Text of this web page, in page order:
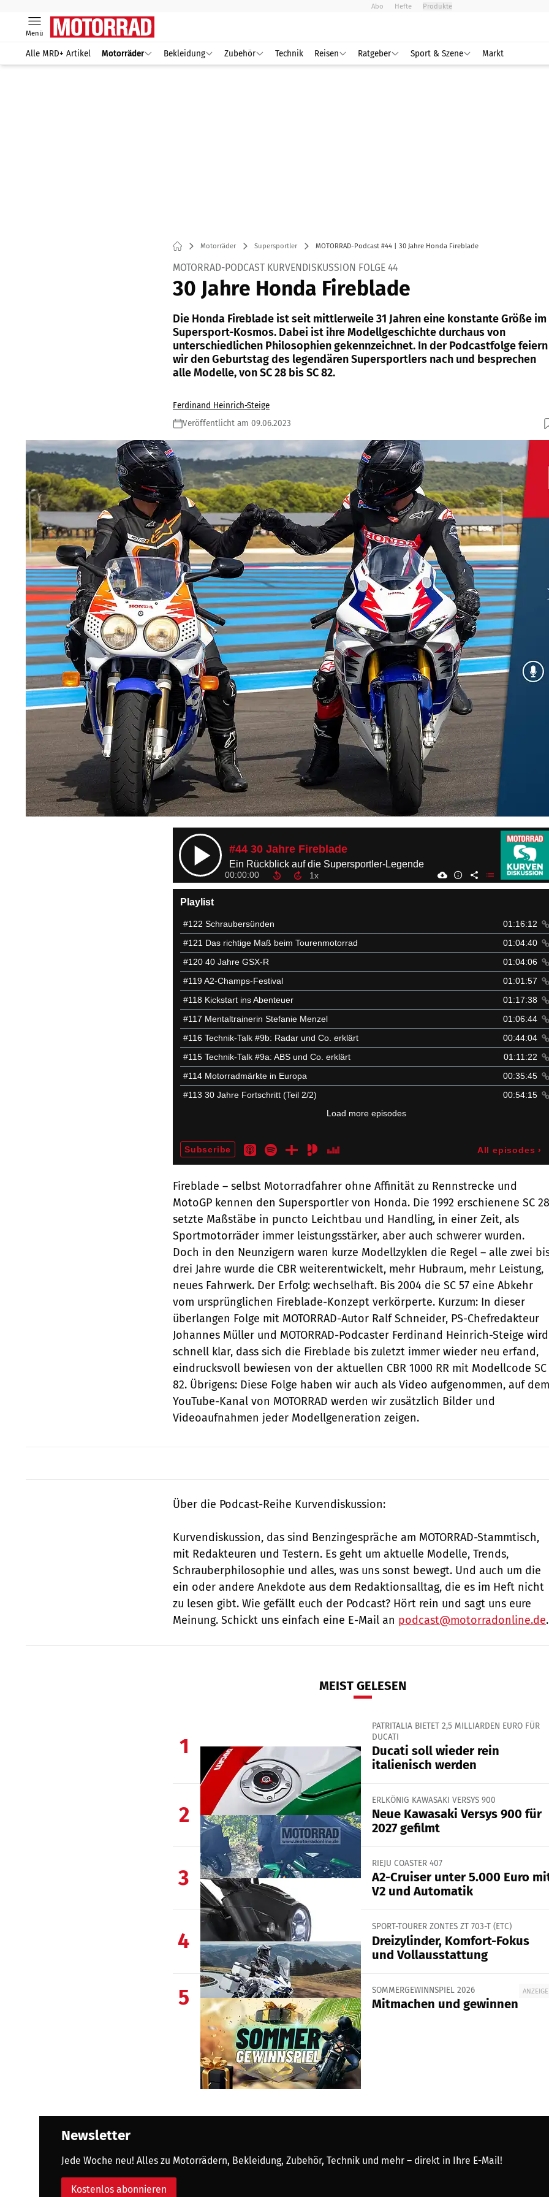
Abo Hefte Produkte
Menü
Alle MRD+ Artikel Motorräder Bekleidung Zubehör Technik Reisen Ratgeber Sport & Szene Markt
Motorräder Supersportler MOTORRAD-Podcast #44 | 30 Jahre Honda Fireblade
MOTORRAD-PODCAST KURVENDISKUSSION FOLGE 44
30 Jahre Honda Fireblade
Die Honda Fireblade ist seit mittlerweile 31 Jahren eine konstante Größe im
Supersport-Kosmos. Dabei ist ihre Modellgeschichte durchaus von
unterschiedlichen Philosophien gekennzeichnet. In der Podcastfolge feiern
wir den Geburtstag des legendären Supersportlers nach und besprechen
alle Modelle, von SC 28 bis SC 82.
Ferdinand Heinrich-Steige
Veröffentlicht am 09.06.2023
Fireblade – selbst Motorradfahrer ohne Affinität zu Rennstrecke und
MotoGP kennen den Supersportler von Honda. Die 1992 erschienene SC 28
setzte Maßstäbe in puncto Leichtbau und Handling, in einer Zeit, als
Sportmotorräder immer leistungsstärker, aber auch schwerer wurden.
Doch in den Neunzigern waren kurze Modellzyklen die Regel – alle zwei
drei Jahre wurde die CBR weiterentwickelt, mehr Hubraum, mehr Leistung,
neues Fahrwerk. Der Erfolg: wechselhaft. Bis 2004 die SC 57 eine Abkehr
vom ursprünglichen Fireblade-Konzept verkörperte. Kurzum: In dieser
überlangen Folge mit MOTORRAD-Autor Ralf Schneider, PS-Chefredakteur
Johannes Müller und MOTORRAD-Podcaster Ferdinand Heinrich-Steige wird
schnell klar, dass sich die Fireblade bis zuletzt immer wieder neu erfand,
eindrucksvoll bewiesen von der aktuellen CBR 1000 RR mit Modellcode SC
82. Übrigens: Diese Folge haben wir auch als Video aufgenommen, auf dem
YouTube-Kanal von MOTORRAD werden wir zusätzlich Bilder und
Videoaufnahmen jeder Modellgeneration zeigen.
Über die Podcast-Reihe Kurvendiskussion:
Kurvendiskussion, das sind Benzingespräche am MOTORRAD-Stammtisch,
mit Redakteuren und Testern. Es geht um aktuelle Modelle, Trends,
Schrauberphilosophie und alles, was uns sonst bewegt. Und auch um die
ein oder andere Anekdote aus dem Redaktionsalltag, die es im Heft nicht
zu lesen gibt. Wie gefällt euch der Podcast? Hört rein und sagt uns eure
Meinung. Schickt uns einfach eine E-Mail an podcast@motorradonline.de.
MEIST GELESEN
1
PATRITALIA BIETET 2,5 MILLIARDEN EURO FÜR
DUCATI
Ducati soll wieder rein
italienisch werden
2
ERLKÖNIG KAWASAKI VERSYS 900
Neue Kawasaki Versys 900 für
2027 gefilmt
3
RIEJU COASTER 407
A2-Cruiser unter 5.000 Euro
V2 und Automatik
4
SPORT-TOURER ZONTES ZT 703-T (ETC)
Dreizylinder, Komfort-Fokus
und Vollausstattung
5 ANZEIGE
SOMMERGEWINNSPIEL 2026
Mitmachen und gewinnen
Newsletter
Jede Woche neu! Alles zu Motorrädern, Bekleidung, Zubehör, Technik und mehr – direkt in Ihre E-Mail!
Kostenlos abonnieren